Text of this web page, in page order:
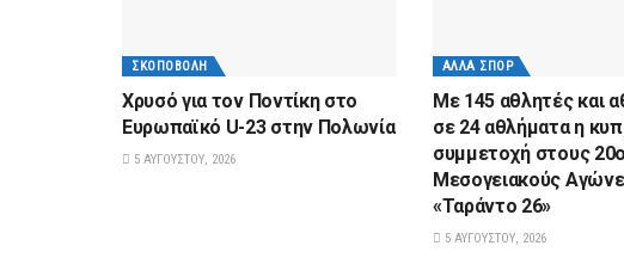
ΣΚΟΠΟΒΟΛΉ
Χρυσό για τον Ποντίκη στο
Ευρωπαϊκό U-23 στην Πολωνία
5 ΑΥΓΟΎΣΤΟΥ, 2026
ΆΛΛΑ ΣΠΟΡ
Με 145 αθλητές και
σε 24 αθλήματα η
συμμετοχή στους
Μεσογειακούς
«Ταράντο 26»
5 ΑΥΓΟΎΣΤΟΥ, 2026